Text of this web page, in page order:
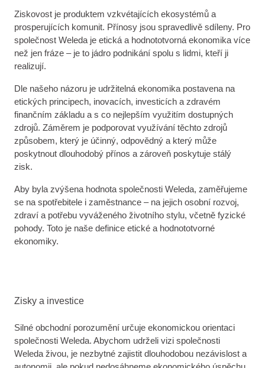
Ziskovost je produktem vzkvétajících ekosystémů a
prosperujících komunit. Přínosy jsou spravedlivě sdíleny. Pro
společnost Weleda je etická a hodnototvorná ekonomika více
než jen fráze – je to jádro podnikání spolu s lidmi, kteří ji
realizují.
Dle našeho názoru je udržitelná ekonomika postavena na
etických principech, inovacích, investicích a zdravém
finančním základu a s co nejlepším využitím dostupných
zdrojů. Záměrem je podporovat využívání těchto zdrojů
způsobem, který je účinný, odpovědný a který může
poskytnout dlouhodobý přínos a zároveň poskytuje stálý
zisk.
Aby byla zvýšena hodnota společnosti Weleda, zaměřujeme
se na spotřebitele i zaměstnance – na jejich osobní rozvoj,
zdraví a potřebu vyváženého životního stylu, včetně fyzické
pohody. Toto je naše definice etické a hodnototvorné
ekonomiky.
Zisky a investice
Silné obchodní porozumění určuje ekonomickou orientaci
společnosti Weleda. Abychom udrželi vizi společnosti
Weleda živou, je nezbytné zajistit dlouhodobou nezávislost a